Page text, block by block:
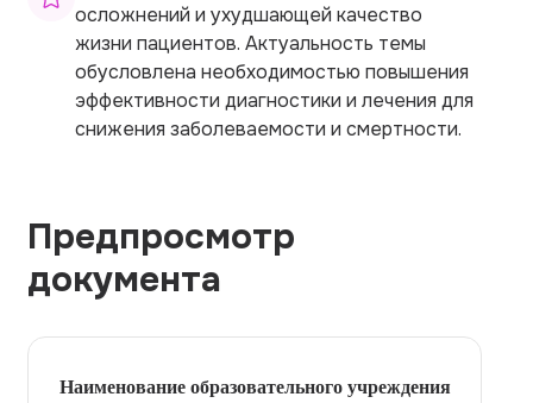
осложнений и ухудшающей качество
жизни пациентов. Актуальность темы
обусловлена необходимостью повышения
эффективности диагностики и лечения для
снижения заболеваемости и смертности.
Предпросмотр
документа
Наименование образовательного учреждения